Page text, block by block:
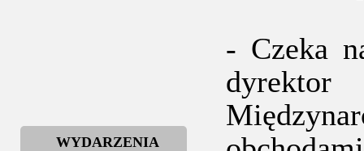
WYDARZENIA
- Czeka